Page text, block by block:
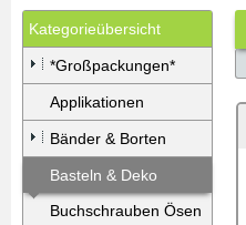
Kategorieübersicht
*Großpackungen*
Applikationen
Bänder & Borten
Basteln & Deko
Buchschrauben Ösen